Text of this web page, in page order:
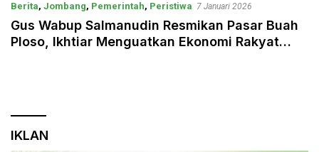
Berita, Jombang, Pemerintah, Peristiwa 7 Januari 2026
Gus Wabup Salmanudin Resmikan Pasar Buah
Ploso, Ikhtiar Menguatkan Ekonomi Rakyat
IKLAN